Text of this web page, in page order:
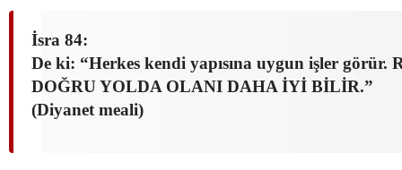
İsra 84:
De ki: “Herkes kendi yapısına uygun işler
DOĞRU YOLDA OLANI DAHA İYİ BİLİR.”
(Diyanet meali)